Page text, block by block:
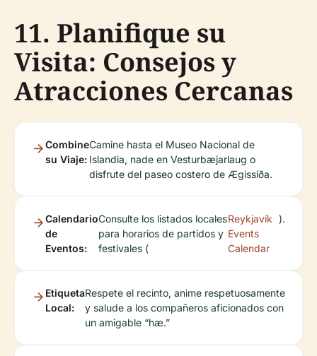
11. Planifique su
Visita: Consejos y
Atracciones Cercanas
Combine
su Viaje:
Camine hasta el Museo Nacional de
Islandia, nade en Vesturbæjarlaug o
disfrute del paseo costero de Ægissíða.
Calendario
de
Eventos:
Consulte los listados locales
para horarios de partidos y
festivales (
Reykjavík
Events
Calendar
).
Etiqueta
Local:
Respete el recinto, anime respetuosamente
y salude a los compañeros aficionados con
un amigable “hæ.”